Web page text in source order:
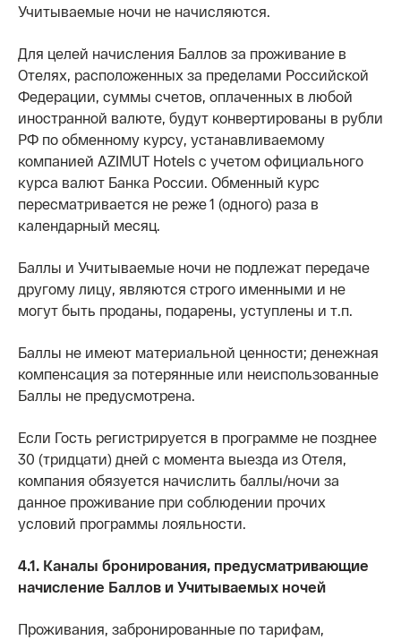
Учитываемые ночи не начисляются.
Для целей начисления Баллов за проживание в
Отелях, расположенных за пределами Российской
Федерации, суммы счетов, оплаченных в любой
иностранной валюте, будут конвертированы в рубли
РФ по обменному курсу, устанавливаемому
компанией AZIMUT Hotels с учетом официального
курса валют Банка России. Обменный курс
пересматривается не реже 1 (одного) раза в
календарный месяц.
Баллы и Учитываемые ночи не подлежат передаче
другому лицу, являются строго именными и не
могут быть проданы, подарены, уступлены и т.п.
Баллы не имеют материальной ценности; денежная
компенсация за потерянные или неиспользованные
Баллы не предусмотрена.
Если Гость регистрируется в программе не позднее
30 (тридцати) дней с момента выезда из Отеля,
компания обязуется начислить баллы/ночи за
данное проживание при соблюдении прочих
условий программы лояльности.
4.1. Каналы бронирования, предусматривающие
начисление Баллов и Учитываемых ночей
Проживания, забронированные по тарифам,